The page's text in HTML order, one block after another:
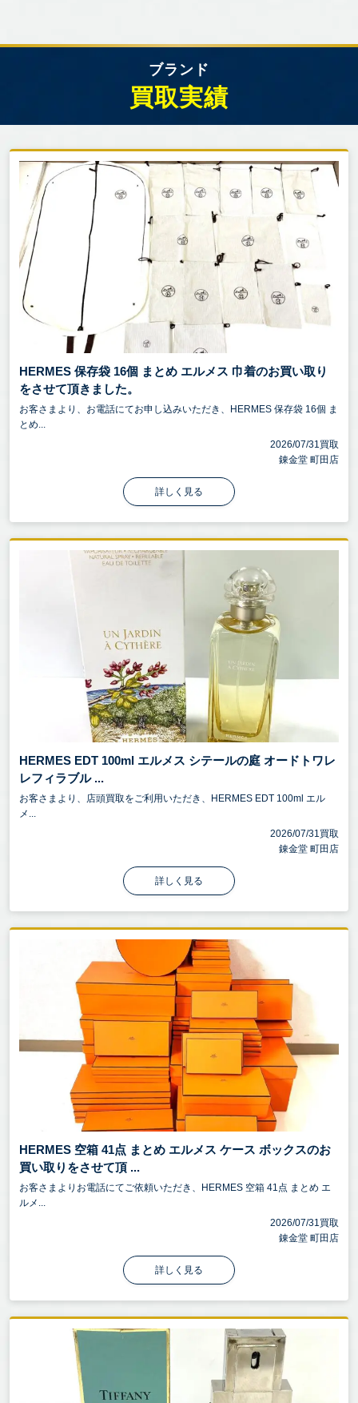
ブランド
買取実績
HERMES 保存袋 16個 まとめ エルメス 巾着のお買い取り
をさせて頂きました。
お客さまより、お電話にてお申し込みいただき、HERMES 保存袋 16個 ま
とめ...
2026/07/31買取
錬金堂 町田店
詳しく見る
HERMES EDT 100ml エルメス シテールの庭 オードトワレ
レフィラブル ...
お客さまより、店頭買取をご利用いただき、HERMES EDT 100ml エル
メ...
2026/07/31買取
錬金堂 町田店
詳しく見る
HERMES 空箱 41点 まとめ エルメス ケース ボックスのお
買い取りをさせて頂 ...
お客さまよりお電話にてご依頼いただき、HERMES 空箱 41点 まとめ エ
ルメ...
2026/07/31買取
錬金堂 町田店
詳しく見る